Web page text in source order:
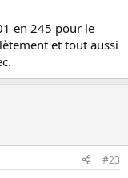
en 245 pour le
et tout aussi
#23